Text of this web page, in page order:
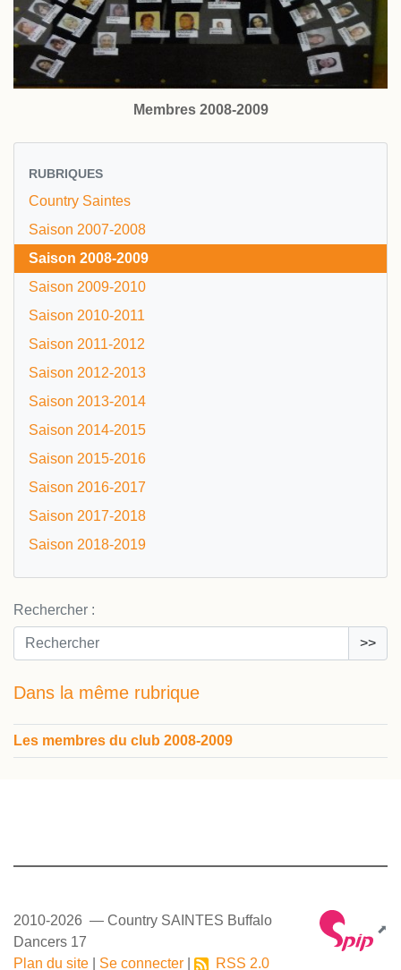
Membres 2008-2009
RUBRIQUES
Country Saintes
Saison 2007-2008
Saison 2008-2009
Saison 2009-2010
Saison 2010-2011
Saison 2011-2012
Saison 2012-2013
Saison 2013-2014
Saison 2014-2015
Saison 2015-2016
Saison 2016-2017
Saison 2017-2018
Saison 2018-2019
Rechercher :
>>
Dans la même rubrique
Les membres du club 2008-2009
2010-2026 — Country SAINTES Buffalo
Dancers 17
Plan du site
Se connecter RSS 2.0